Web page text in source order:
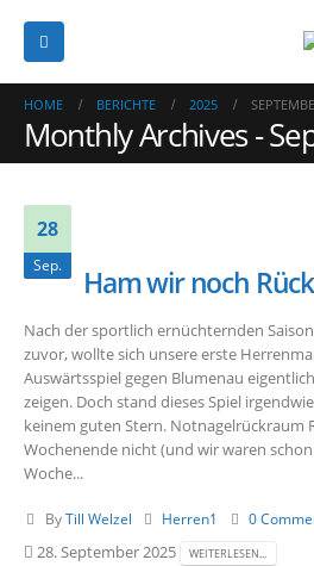
HOME BERICHTE 2025
Monthly Archives -
28
Sep. Ham wir noch
Nach der sportlich ernüchternden
zuvor, wollte sich unsere erste
Auswärtsspiel gegen Blumenau
zeigen. Doch stand dieses Spiel
keinem guten Stern. Notnagelrückraum
Wochenende nicht (und wir waren
Woche...
ByTill Welzel Herren1 0
28. September 2025 WEITERLESEN...